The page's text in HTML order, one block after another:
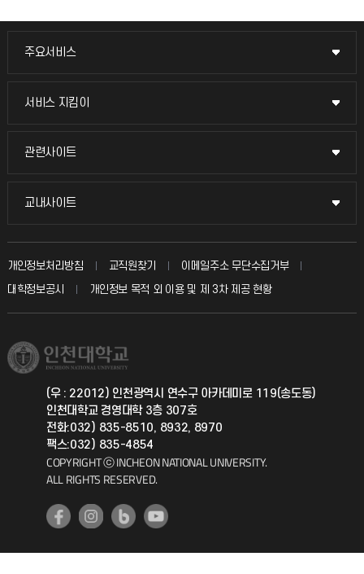
주요서비스
주요서비스
교무회의방송
입학안내
취업정보(학생)
서비스 지킴이
서비스 지킴이
묻고 답하기
칭찬마당
학생서비스 지킴이
관련사이트
관련사이트
국방헬프콜
총동문회
교내사이트
교내사이트
교수회
교육혁신본부
국제지원과
공자아카데미
기초교육원
개인정보처리방침 교직원찾기
이메일주소 무단수집거부
대학정보공시
개인정보 목적 외 이용 및 제 3차 제공 현황
(우 : 22012) 인천광역시 연수구 아카데미로 119(송도동)
인천대학교 경영대학 3층 307호
전화:032) 835-8510, 8932, 8970
팩스:032) 835-4854
COPYRIGHT ⓒ INCHEON NATIONAL UNIVERSITY.
ALL RIGHTS RESERVED.